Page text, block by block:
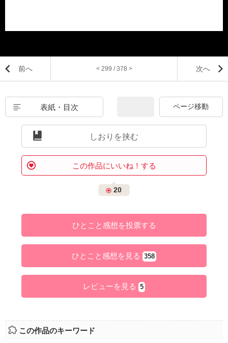
前へ < 299 / 378 > 次へ
表紙・目次
しおりを挟む
この作品にいいね！する
20
ひとこと感想を投票する
ひとこと感想を見る 358
レビューを見る 5
この作品のキーワード